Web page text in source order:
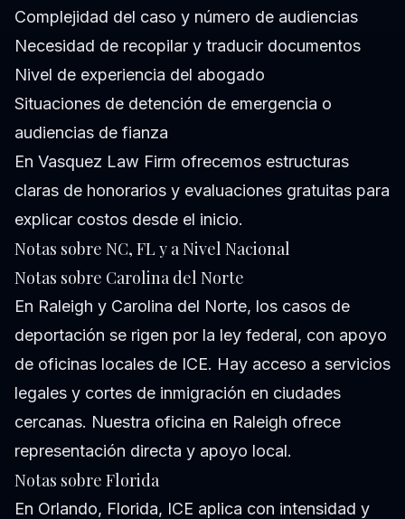
Complejidad del caso y número de audiencias
Necesidad de recopilar y traducir documentos
Nivel de experiencia del abogado
Situaciones de detención de emergencia o
audiencias de fianza
En Vasquez Law Firm ofrecemos estructuras
claras de honorarios y evaluaciones gratuitas para
explicar costos desde el inicio.
Notas sobre NC, FL y a Nivel Nacional
Notas sobre Carolina del Norte
En Raleigh y Carolina del Norte, los casos de
deportación se rigen por la ley federal, con apoyo
de oficinas locales de ICE. Hay acceso a servicios
legales y cortes de inmigración en ciudades
cercanas. Nuestra oficina en Raleigh ofrece
representación directa y apoyo local.
Notas sobre Florida
En Orlando, Florida, ICE aplica con intensidad y